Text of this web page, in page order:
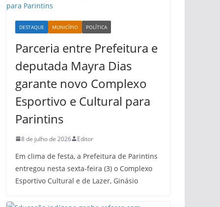
DESTAQUE MUNICÍPIO POLÍTICA
Parceria entre Prefeitura e
deputada Mayra Dias
garante novo Complexo
Esportivo e Cultural para
Parintins
8 de julho de 2026 Editor
Em clima de festa, a Prefeitura de Parintins
entregou nesta sexta-feira (3) o Complexo
Esportivo Cultural e de Lazer, Ginásio